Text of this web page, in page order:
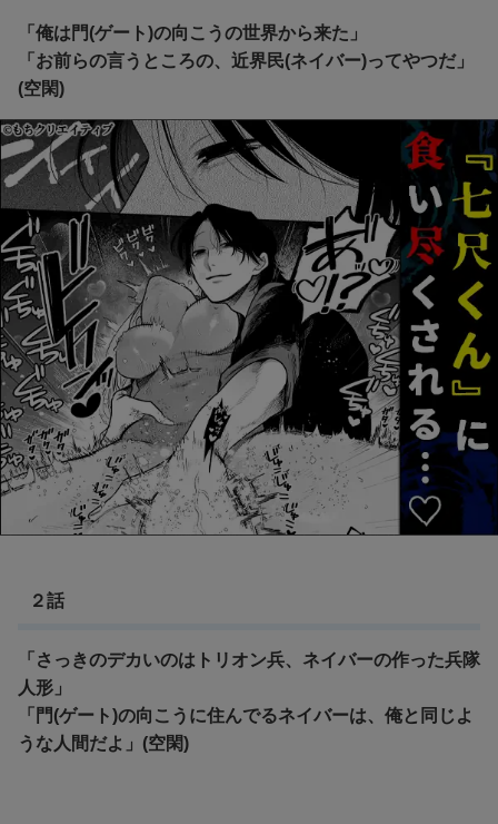
「俺は門(ゲート)の向こうの世界から来た」
「お前らの言うところの、近界民(ネイバー)ってやつだ」
(空閑)
２話
「さっきのデカいのはトリオン兵、ネイバーの作った兵隊
人形」
「門(ゲート)の向こうに住んでるネイバーは、俺と同じよ
うな人間だよ」(空閑)